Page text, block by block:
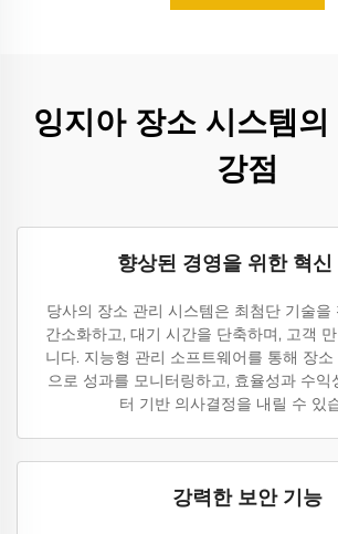
잉지아 장소 시스템의
강점
향상된 경영을 위한 혁신
당사의 장소 관리 시스템은 최첨단 기술을
간소화하고, 대기 시간을 단축하며, 고객
니다. 지능형 관리 소프트웨어를 통해 장
으로 성과를 모니터링하고, 효율성과 수익
터 기반 의사결정을 내릴 수 있
강력한 보안 기능